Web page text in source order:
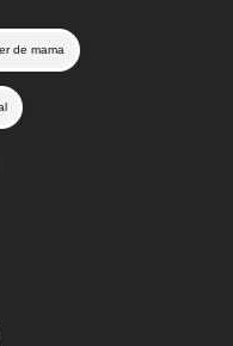
de mama